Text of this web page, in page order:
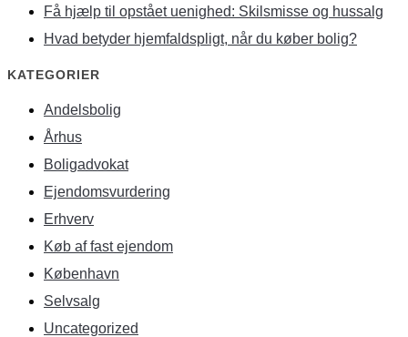
Få hjælp til opstået uenighed: Skilsmisse og hussalg
Hvad betyder hjemfaldspligt, når du køber bolig?
KATEGORIER
Andelsbolig
Århus
Boligadvokat
Ejendomsvurdering
Erhverv
Køb af fast ejendom
København
Selvsalg
Uncategorized